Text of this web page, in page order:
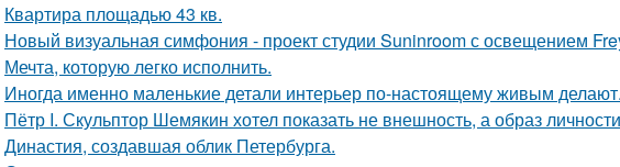
Квартира площадью 43 кв.
Новый визуальная симфония - проект студии Suninroom с освещением
Мечта, которую легко исполнить.
Иногда именно маленькие детали интерьер по-настоящему живым делают.
Пётр I. Скульптор Шемякин хотел показать не внешность, а образ
Династия, создавшая облик Петербурга.